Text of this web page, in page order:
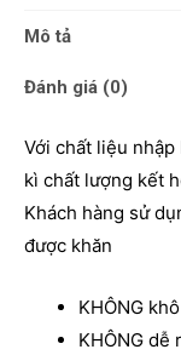
Mô tả
Đánh giá (0)
Với chất liệu nhập
kì chất lượng kết
Khách hàng sử
được khăn
KHÔNG
KHÔNG dễ